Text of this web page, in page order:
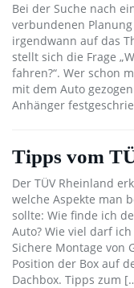
Bei der Suche nach
verbundenen
irgendwann auf das
stellt sich die Frage
fahren?“. Wer schon
mit dem Auto
Anhänger
Tipps vom
Der TÜV Rheinland
welche Aspekte man
sollte: Wie finde ich
Auto? Wie viel darf
Sichere Montage von
Position der Box auf
Dachbox. Tipps zum